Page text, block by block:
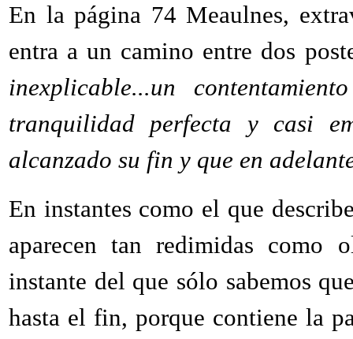
En la página 74 Meaulnes,
entra a un camino entre dos
inexplicable...un
tranquilidad perfecta y casi
alcanzado su fin y que en
En instantes como el que
aparecen tan redimidas como
instante del que sólo sabemos
hasta el fin, porque contiene la